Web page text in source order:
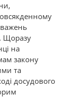
Щоразу
на
закону
та
досудового